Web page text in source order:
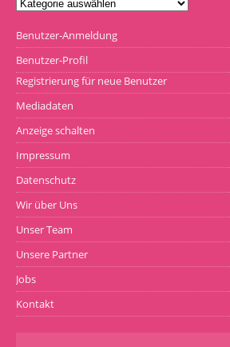
Benutzer-Anmeldung
Benutzer-Profil
Registrierung für neue Benutzer
Mediadaten
Anzeige schalten
Impressum
Datenschutz
Wir über Uns
Unser Team
Unsere Partner
Jobs
Kontakt